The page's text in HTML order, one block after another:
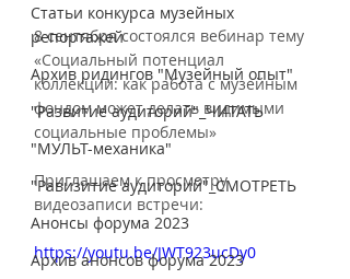
Статьи конкурса музейных
репортажей
Архив ридингов "Музейный опыт"
"Развитие аудиторий"_ЧИТАТЬ
"МУЛЬТ-механика"
"Равизитие аудиторий"_СМОТРЕТЬ
Анонсы форума 2023
Архив анонсов форума 2023
8 сентября состоялся вебинар тему
«Социальный потенциал
коллекции: как работа с музейным
фондом может делать видимыми
социальные проблемы»
Приглашаем к просмотру
видеозаписи встречи:
https://youtu.be/JWT923ucDy0